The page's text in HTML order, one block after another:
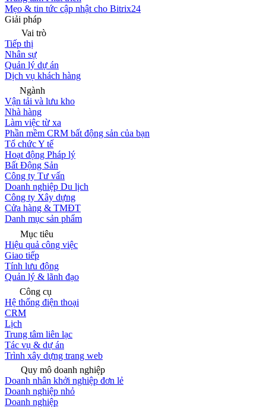
Mẹo & tin tức cập nhật cho Bitrix24
Giải pháp
Vai trò
Tiếp thị
Nhân sự
Quản lý dự án
Dịch vụ khách hàng
Ngành
Vận tải và lưu kho
Nhà hàng
Làm việc từ xa
Phần mềm CRM bất động sản của bạn
Tổ chức Y tế
Hoạt động Pháp lý
Bất Động Sản
Công ty Tư vấn
Doanh nghiệp Du lịch
Công ty Xây dựng
Cửa hàng & TMĐT
Danh mục sản phẩm
Mục tiêu
Hiệu quả công việc
Giao tiếp
Tính lưu động
Quản lý & lãnh đạo
Công cụ
Hệ thống điện thoại
CRM
Lịch
Trung tâm liên lạc
Tác vụ & dự án
Trình xây dựng trang web
Quy mô doanh nghiệp
Doanh nhân khởi nghiệp đơn lẻ
Doanh nghiệp nhỏ
Doanh nghiệp